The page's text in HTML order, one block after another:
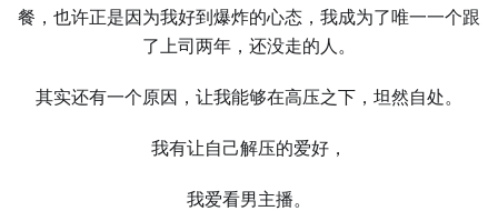
餐，也许正是因为我好到爆炸的心态，我成为了唯⼀⼀个跟
了上司两年，还没走的⼈。
其实还有⼀个原因，让我能够在高压之下，坦然自处。
我有让自己解压的爱好，
我爱看男主播。